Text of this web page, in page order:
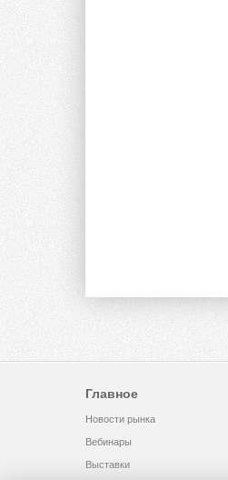
Главное
Новости рынка
Вебинары
Выставки